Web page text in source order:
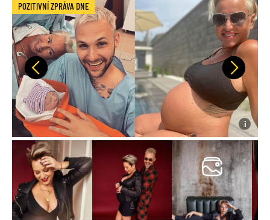
Předchozí Další
POZITIVNÍ ZPRÁVA DNE